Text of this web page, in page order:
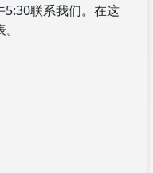
联系我们。在这